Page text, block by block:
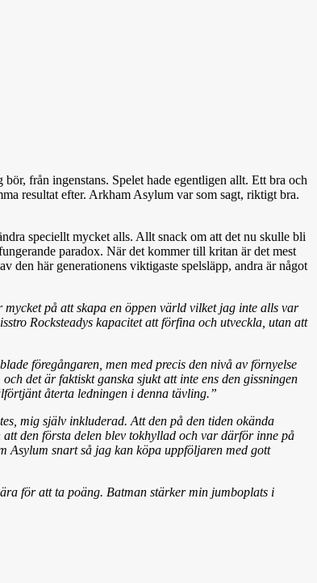
från ingenstans. Spelet hade egentligen allt. Ett bra och
resultat efter. Arkham Asylum var som sagt, riktigt bra.
speciellt mycket alls. Allt snack om att det nu skulle bli
paradox. När det kommer till kritan är det mest
den här generationens viktigaste spelsläpp, andra är något
mycket på att skapa en öppen värld vilket jag inte alls var
Rocksteadys kapacitet att förfina och utveckla, utan att
föregångaren, men med precis den nivå av förnyelse
det är faktiskt ganska sjukt att inte ens den gissningen
återta ledningen i denna tävling.”
mig själv inkluderad. Att den på den tiden okända
den första delen blev tokhyllad och var därför inne på
Asylum snart så jag kan köpa uppföljaren med gott
för att ta poäng. Batman stärker min jumboplats i